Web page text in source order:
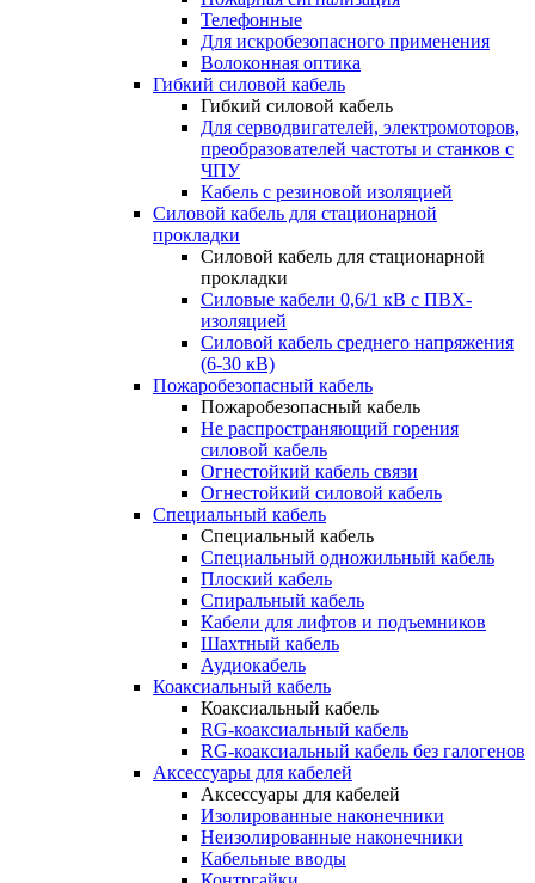
Телефонные
Для искробезопасного применения
Волоконная оптика
Гибкий силовой кабель
Гибкий силовой кабель
Для серводвигателей, электромоторов,
преобразователей частоты и станков с
ЧПУ
Кабель с резиновой изоляцией
Силовой кабель для стационарной
прокладки
Силовой кабель для стационарной
прокладки
Силовые кабели 0,6/1 кВ с ПВХ-
изоляцией
Силовой кабель среднего напряжения
(6-30 кВ)
Пожаробезопасный кабель
Пожаробезопасный кабель
Не распространяющий горения
силовой кабель
Огнестойкий кабель связи
Огнестойкий силовой кабель
Специальный кабель
Специальный кабель
Специальный одножильный кабель
Плоский кабель
Спиральный кабель
Кабели для лифтов и подъемников
Шахтный кабель
Аудиокабель
Коаксиальный кабель
Коаксиальный кабель
RG-коаксиальный кабель
RG-коаксиальный кабель без галогенов
Аксессуары для кабелей
Аксессуары для кабелей
Изолированные наконечники
Неизолированные наконечники
Кабельные вводы